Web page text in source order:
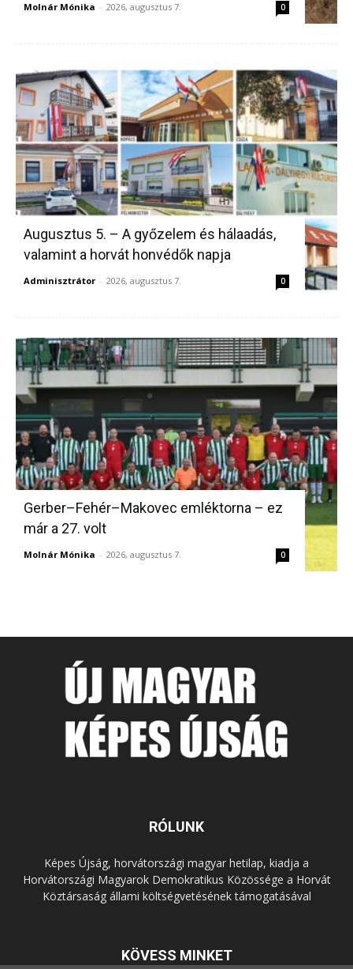
Molnár Mónika - 2026, augusztus 7. 0
Augusztus 5. – A győzelem és hálaadás,
valamint a horvát honvédők napja
Adminisztrátor - 2026, augusztus 7. 0
Gerber–Fehér–Makovec emléktorna – ez
már a 27. volt
Molnár Mónika - 2026, augusztus 7. 0
RÓLUNK
Képes Újság, horvátországi magyar hetilap, kiadja a
Horvátországi Magyarok Demokratikus Közössége a Horvát
Köztársaság állami költségvetésének támogatásával
KÖVESS MINKET